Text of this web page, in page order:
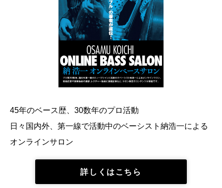
45年のベース歴、30数年のプロ活動
日々国内外、第一線で活動中のベーシスト納浩一による
オンラインサロン
詳しくはこちら